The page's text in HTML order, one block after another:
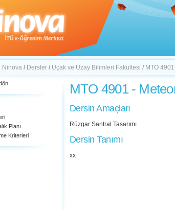
Ninova / Dersler / Uçak ve Uzay Bilimleri Fakültesi / MTO 4901
Planı
Kriterleri
MTO 4901 -
Dersin Amaçları
Rüzgar Santral Tasarımı
Dersin Tanımı
xx